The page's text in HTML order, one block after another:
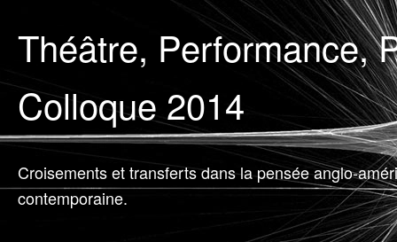
Théâtre, Performance,
Colloque 2014
Croisements et transferts dans la pensée anglo-
contemporaine.